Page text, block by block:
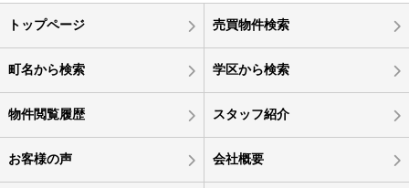
トップページ 売買物件検索
町名から検索 学区から検索
物件閲覧履歴 スタッフ紹介
お客様の声 会社概要